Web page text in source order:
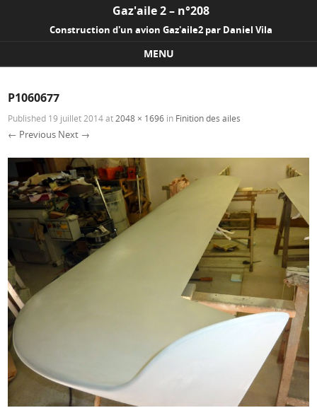
Gaz'aile 2 – n°208
Construction d'un avion Gaz'aile2 par Daniel Vila
MENU
P1060677
Published 19 juillet 2014at 2048 × 1696 in Finition des ailes
← Previous Next →